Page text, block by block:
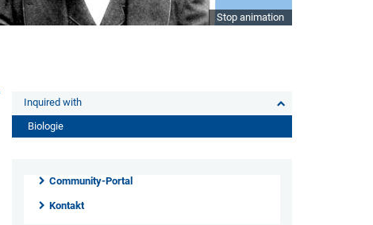
Stop animation
Inquired with
Biologie
Community-Portal
Kontakt